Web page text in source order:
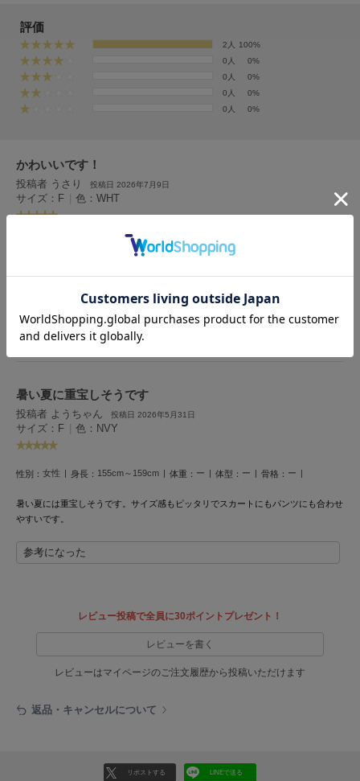
FURFUR
ファーファー
gelato pique
ジェラート ピケ キャットアンドドッグ
gelato pique Sleep
ジェラート ピケ スリープ
Henon.
へノン
HOKA ONEONE
ホカ オネオネ
LAATO
レスポートサック
評価
2人
100%
0人
0%
0人
0%
0人
0%
0人
0%
かわいいです！
投稿者 うさり 投稿日 2026年7月9日
サイズ：F | 色：WHT
160cm～164cm 体重：ー 体型：
1人のお客様が参考になったと回答しています
参考になった
暑い夏に重宝しそうです
投稿者 ようちゃん 投稿日 2026年5月31日
サイズ：F | 色：NVY
性別： 女性 身長： 155cm～159cm 体重： ー 体型： ー 骨格： ー
暑い夏には重宝しそうです。サイズ感もピッタリでスカートにもパンツにも合わせ
やすいです。
参考になった
レビュー投稿で全員に30ポイントプレゼント！
レビューを書く
レビューはマイページのご注文履歴から投稿いただけます
返品・キャンセルについて
リポストする LINEで送る